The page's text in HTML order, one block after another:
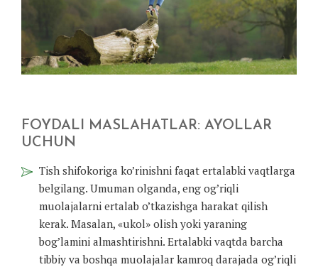
FOYDALI MASLAHATLAR: AYOLLAR
UCHUN
Tish shifokoriga ko’rinishni faqat ertalabki vaqtlarga
belgilang. Umuman olganda, eng og’riqli
muolajalarni ertalab o’tkazishga harakat qilish
kerak. Masalan, «ukol» olish yoki yaraning
bog’lamini almashtirishni. Ertalabki vaqtda barcha
tibbiy va boshqa muolajalar kamroq darajada og’riqli